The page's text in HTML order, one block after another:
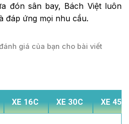
đón sân bay, Bách Việt luôn
đáp ứng mọi nhu cầu.
giá của bạn cho bài viết
XE 16C XE 30C XE 45C